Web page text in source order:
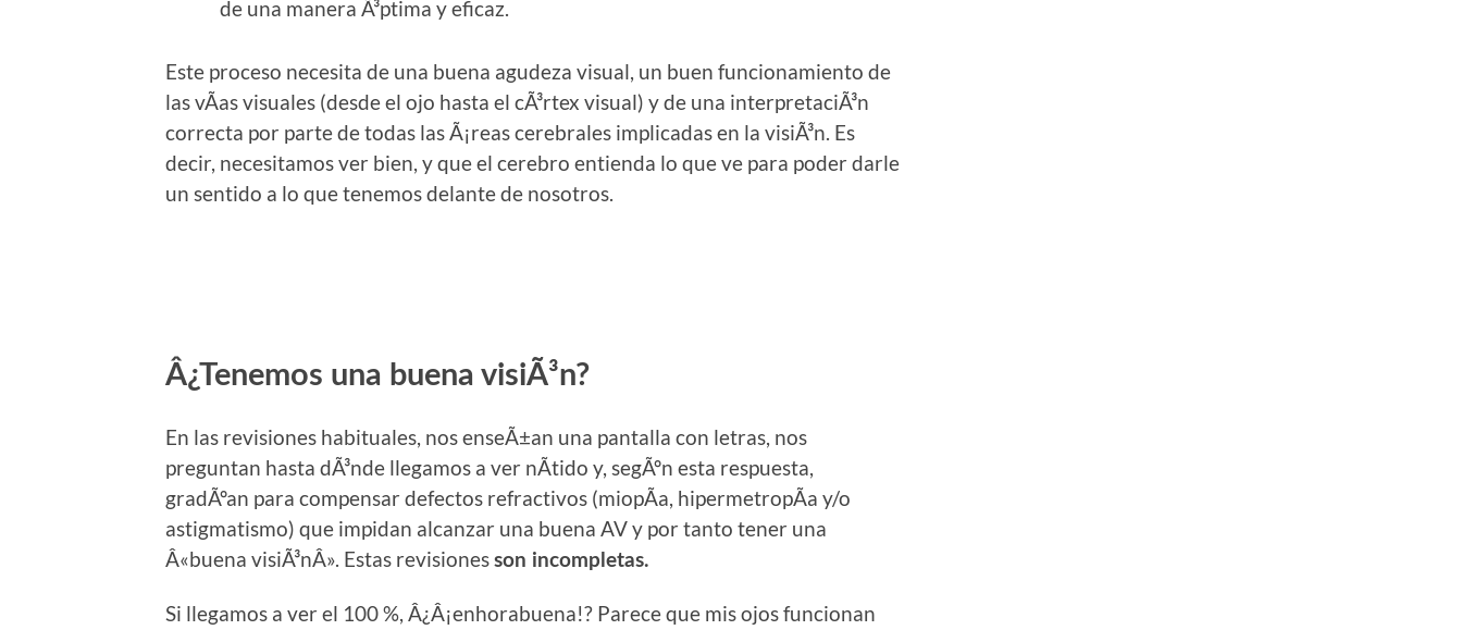
de una manera Ã³ptima y eficaz.
Este proceso necesita de una buena agudeza visual, un buen funcionamiento de
las vÃ­as visuales (desde el ojo hasta el cÃ³rtex visual) y de una interpretaciÃ³n
correcta por parte de todas las Ã¡reas cerebrales implicadas en la visiÃ³n. Es
decir, necesitamos ver bien, y que el cerebro entienda lo que ve para poder darle
un sentido a lo que tenemos delante de nosotros.
Â¿Tenemos una buena visiÃ³n?
En las revisiones habituales, nos enseÃ±an una pantalla con letras, nos
preguntan hasta dÃ³nde llegamos a ver nÃ­tido y, segÃºn esta respuesta,
gradÃºan para compensar defectos refractivos (miopÃ­a, hipermetropÃ­a y/o
astigmatismo) que impidan alcanzar una buena AV y por tanto tener una
Â«buena visiÃ³nÂ». Estas revisiones son incompletas.
Si llegamos a ver el 100 %, Â¿Â¡enhorabuena!? Parece que mis ojos funcionan